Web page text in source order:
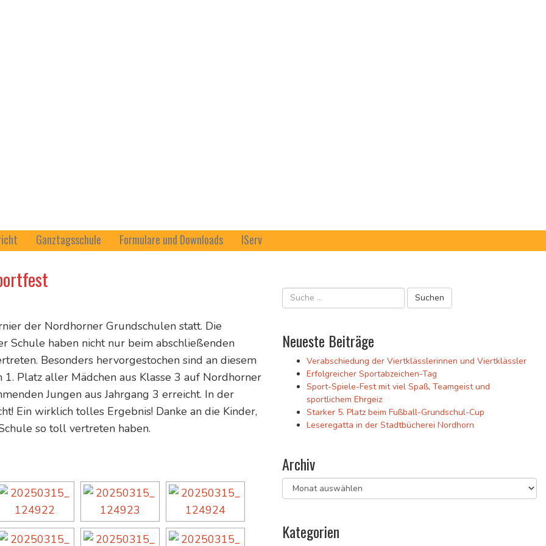
Ganztagsschule Formulare und Downloads IServ
der Nordhorner Grundschulen statt. Die
Schule haben nicht nur beim abschließenden
Besonders hervorgestochen sind an diesem
Platz aller Mädchen aus Klasse 3 auf Nordhorner
Jungen aus Jahrgang 3 erreicht. In der
Ein wirklich tolles Ergebnis! Danke an die Kinder,
so toll vertreten haben.
Neueste Beiträge
Verabschiedung der Viertklässlerinnen und Viertklässler
Erfolgreicher Sportabzeichen-Tag
Sport-Spiele-Fest mit viel Spaß, Teamgeist und
sportlichem Ehrgeiz
Starker 5. Platz beim Fußball-Grundschul-Cup
Leseregatta in der Stadtbücherei Nordhorn
Archiv
Archiv
Kategorien